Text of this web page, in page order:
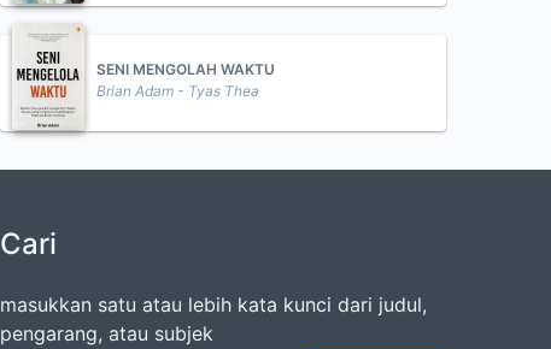
SENI MENGOLAH WAKTU
Brian Adam - Tyas Thea
Cari
masukkan satu atau lebih kata kunci dari judul,
pengarang, atau subjek